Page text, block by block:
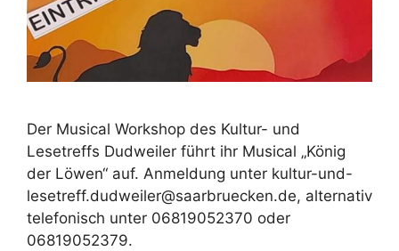
Der Musical Workshop des Kultur- und
Lesetreffs Dudweiler führt ihr Musical „König
der Löwen“ auf. Anmeldung unter kultur-und-
lesetreff.dudweiler@saarbruecken.de, alternativ
telefonisch unter 06819052370 oder
06819052379.